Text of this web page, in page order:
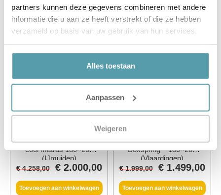
partners kunnen deze gegevens combineren met andere
informatie die u aan ze heeft verstrekt of die ze hebben
verzameld op basis van uw gebruik van hun services.
Alles toestaan
Aanpassen
Weigeren
Toevoegen aan winkelwagen Toevoegen aan winkelwagen
Ledikant Kinks met Feel
cool matras 180×200
(IJmuiden)
€4.258,00 €2.000,00
Toevoegen aan winkelwagen
Passie voor Slapen 600
Boxspring – 180×200
(Vlaardingen)
€1.999,00 €1.499,00
Toevoegen aan winkelwagen